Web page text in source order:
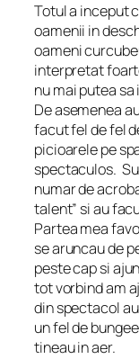
Totul a inceput
oamenii in
oameni
interpretat
nu mai putea sa
De asemenea
facut fel de fel
picioarele pe
spectaculos.
numar de
talent” si au
Partea mea
se aruncau de
peste cap si
tot vorbind am
din spectacol
un fel de
tineau in aer.